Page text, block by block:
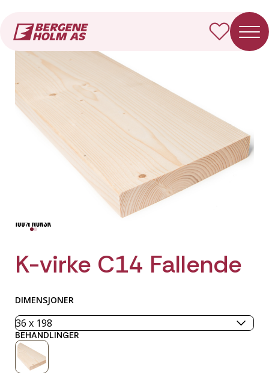
K-virke C14 Fallende
DIMENSJONER
BEHANDLINGER